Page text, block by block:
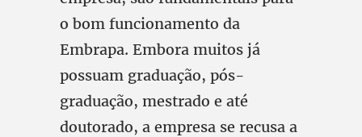
o bom funcionamento da
Embrapa. Embora muitos já
possuam graduação, pós-
graduação, mestrado e até
doutorado, a empresa se recusa a